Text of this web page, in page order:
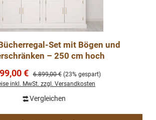
Set mit Bögen und
– 250 cm hoch
€ Regulärer Preis:
6.899,00 € (23% gespart)
inkl. MwSt. zzgl. Versandkosten
Vergleichen